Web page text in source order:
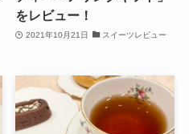
をレビュー！
2021年10月21日 スイーツレビュー